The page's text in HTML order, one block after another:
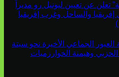
تعلن عن تعيين ليونيل رو مديراً
والساحل وغرب إفريقيا
الجماعي الأخيرة نحو سبتة
وهيمنة الخوارزميات